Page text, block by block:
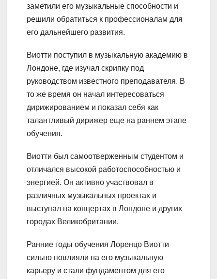
заметили его музыкальные способности и
решили обратиться к профессионалам для
его дальнейшего развития.
Виотти поступил в музыкальную академию в
Лондоне, где изучал скрипку под
руководством известного преподавателя. В
то же время он начал интересоваться
дирижированием и показал себя как
талантливый дирижер еще на раннем этапе
обучения.
Виотти был самоотверженным студентом и
отличался высокой работоспособностью и
энергией. Он активно участвовал в
различных музыкальных проектах и
выступал на концертах в Лондоне и других
городах Великобритании.
Ранние годы обучения Лоренцо Виотти
сильно повлияли на его музыкальную
карьеру и стали фундаментом для его